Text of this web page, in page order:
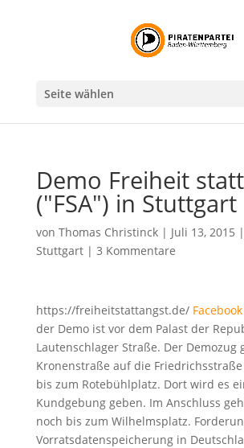
Seite wählen
Demo Freiheit
("FSA") in Stuttgart
von Thomas Christinck| Juli 13, 2015 |
Stuttgart| 3 Kommentare
https://freiheitstattangst.de/
der Demo ist vor dem Palast der
Lautenschlager Straße. Der Demozug
Kronenstraße auf die Friedrichsstraße
bis zum Rotebühlplatz. Dort wird es
Kundgebung geben. Im Anschluss
noch bis zum Wilhelmsplatz.
Vorratsdatenspeicherung in